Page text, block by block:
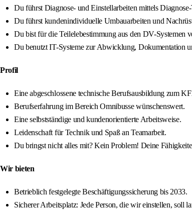
Du führst Diagnose- und Einstellarbeiten mittels
Du führst kundenindividuelle Umbauarbeiten und
Du bist für die Teilelebestimmung aus den DV-Systemen
Du benutzt IT-Systeme zur Abwicklung, Dokumentation
Profil
Eine abgeschlossene technische Berufsausbildung zum
Berufserfahrung im Bereich Omnibusse wünschenswert.
Eine selbstständige und kundenorientierte Arbeitsweise.
Leidenschaft für Technik und Spaß an Teamarbeit.
Du bringst nicht alles mit? Kein Problem! Deine
Wir bieten
Betrieblich festgelegte Beschäftigungssicherung bis 2033.
Sicherer Arbeitsplatz: Jede Person, die wir einstellen, soll